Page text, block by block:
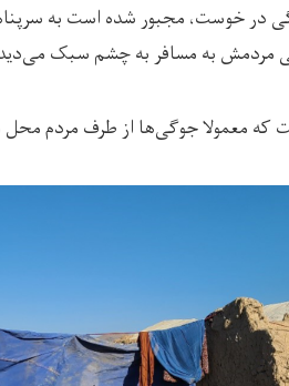
در خوست، مجبور شده است به
مردمش به مسافر به چشم سبک
که معمولا جوگی‌ها از طرف مردم